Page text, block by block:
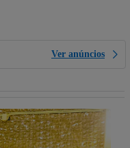
Ver anúncios